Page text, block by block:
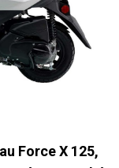
Force X 125,